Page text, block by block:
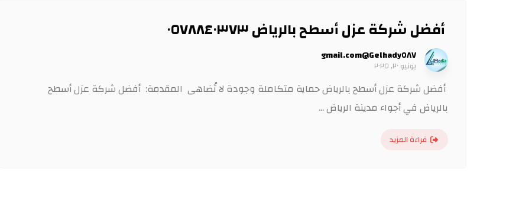
أفضل شركة عزل أسطح بالرياض ٠٥٧٨٨٤٠٣٧٣
Gelhady٥٨٧@gmail.com
يونيو ٢٠, ٢٠٢٥
أفضل شركة عزل أسطح بالرياض حماية متكاملة وجودة لا تُضاهى المقدمة: أفضل شركة عزل أسطح
بالرياض في أجواء مدينة الرياض ...
قراءة المزيد